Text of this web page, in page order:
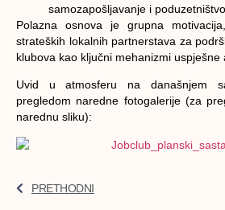
samozapošljavanje i
Polazna osnova je grupna
strateških lokalnih partnerstava za
klubova kao ključni mehanizmi uspješne
Uvid u atmosferu na današnjem
pregledom naredne fotogalerije (za
narednu sliku):
PRETHODNI